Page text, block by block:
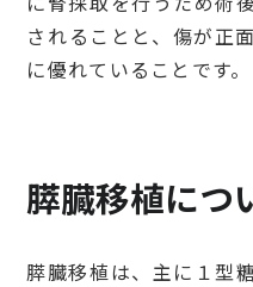
されることと、傷が正
に優れていることです。
膵臓移植につ
膵臓移植は、主に１型